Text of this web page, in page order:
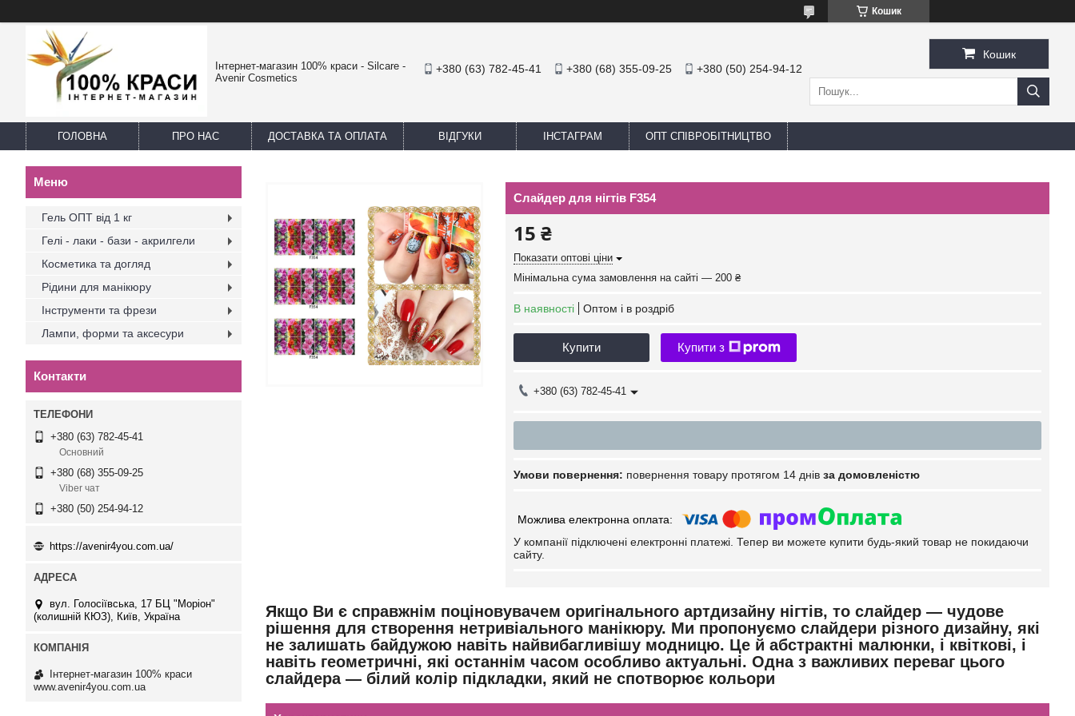
Кошик
Інтернет-магазин 100% краси - Silcare -
Avenir Cosmetics
+380 (63) 782-45-41 +380 (68) 355-09-25 +380 (50) 254-94-12
Кошик
ГОЛОВНА ПРО НАС ДОСТАВКА ТА ОПЛАТА ВІДГУКИ ІНСТАГРАМ ОПТ СПІВРОБІТНИЦТВО
Слайдер для нігтів F354
15 ₴
Показати оптові ціни
Мінімальна сума замовлення на сайті — 200 ₴
В наявності Оптом і в роздріб
Купити Купити з
+380 (63) 782-45-41
повернення товару протягом 14 днів за домовленістю
У компанії підключені електронні платежі. Тепер ви можете купити будь-який товар не покидаючи
сайту.
Якщо Ви є справжнім поціновувачем оригінального артдизайну нігтів, то слайдер — чудове
рішення для створення нетривіального манікюру. Ми пропонуємо слайдери різного дизайну, які
не залишать байдужою навіть найвибагливішу модницю. Це й абстрактні малюнки, і квіткові, і
навіть геометричні, які останнім часом особливо актуальні. Одна з важливих переваг цього
слайдера — білий колір підкладки, який не спотворює кольори
Гель ОПТ від 1 кг
Гелі - лаки - бази - акрилгели
Косметика та догляд
Рідини для манікюру
Інструменти та фрези
Лампи, форми та аксесури
Контакти
+380 (63) 782-45-41
Основний
+380 (68) 355-09-25
Viber чат
+380 (50) 254-94-12
https://avenir4you.com.ua/
вул. Голосіївська, 17 БЦ "Моріон"
(колишній КЮЗ), Київ, Україна
Інтернет-магазин 100% краси
www.avenir4you.com.ua